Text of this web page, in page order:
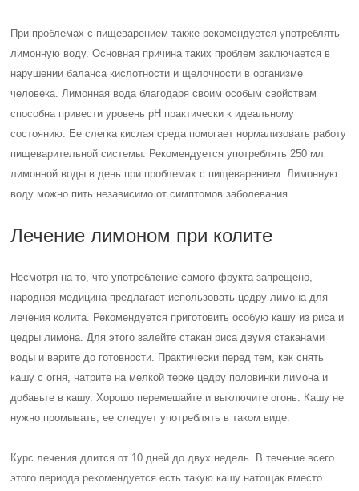
При проблемах с пищеварением также рекомендуется употреблять
лимонную воду. Основная причина таких проблем заключается в
нарушении баланса кислотности и щелочности в организме
человека. Лимонная вода благодаря своим особым свойствам
способна привести уровень pH практически к идеальному
состоянию. Ее слегка кислая среда помогает нормализовать работу
пищеварительной системы. Рекомендуется употреблять 250 мл
лимонной воды в день при проблемах с пищеварением. Лимонную
воду можно пить независимо от симптомов заболевания.
Лечение лимоном при колите
Несмотря на то, что употребление самого фрукта запрещено,
народная медицина предлагает использовать цедру лимона для
лечения колита. Рекомендуется приготовить особую кашу из риса и
цедры лимона. Для этого залейте стакан риса двумя стаканами
воды и варите до готовности. Практически перед тем, как снять
кашу с огня, натрите на мелкой терке цедру половинки лимона и
добавьте в кашу. Хорошо перемешайте и выключите огонь. Кашу не
нужно промывать, ее следует употреблять в таком виде.
Курс лечения длится от 10 дней до двух недель. В течение всего
этого периода рекомендуется есть такую кашу натощак вместо